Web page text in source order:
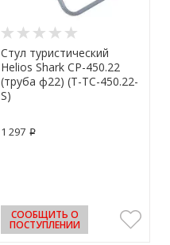
Стул туристический
Helios Shark CP-450.22
(труба ф22) (T-TC-450.22-
S)
1 297 p
СООБЩИТЬ О
ПОСТУПЛЕНИИ